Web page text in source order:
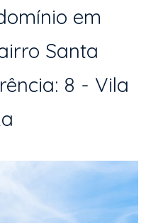
em
Santa
8 - Vila